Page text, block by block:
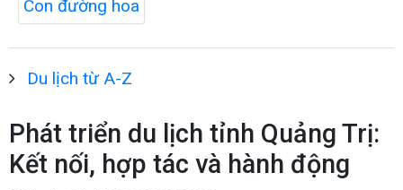
Con đường hoa
Du lịch từ A-Z
Phát triển du lịch tỉnh Quảng Trị:
Kết nối, hợp tác và hành động